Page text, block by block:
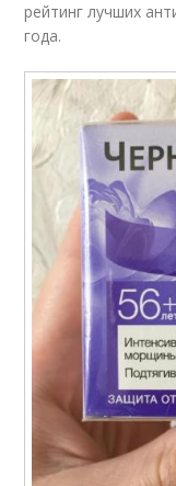
рейтинг лучших
года.